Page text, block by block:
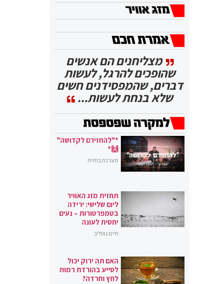
מצליחנים הם אנשים
שהופכים להרגל, לעשות
דברים, שהמפסידנים חשים
שלא בנחת לעשות...
*"להחזירם לקדושה"
🙌*
מערכת בחזית
תחזית מזג האוויר
ליום שלישי: ירידה
בטמפרטורות – נעים
יחסית לעונה
חיים גוטליב
האם תה ירוק יכול
לסייע בהורדת רמות
לחץ וחרדה?